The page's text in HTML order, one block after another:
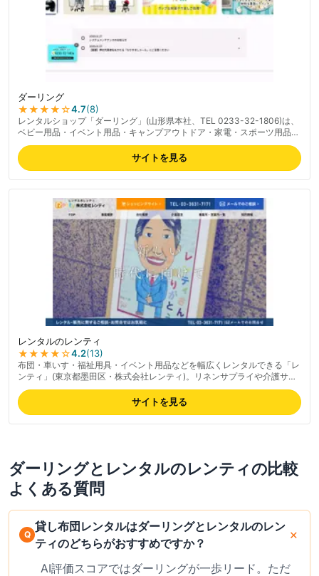
ダーリング
★★★★☆4.7(8)
レンタルショップ「ダーリング」(山形県本社、TEL 0233-32-1806)は、
ベビー用品・イベント用品・キャンプアウトドア・家電・スポーツ用品・
スーツケース・着ぐるみ・布団・介護用品まで幅広く扱う総合レンタルシ
ョップ。最短2日からの短期レンタルに対応し、1ヶ月単位の長期プランも
用意。綿菓子機・ポップコーン機・かき氷機など季節イベント用品の品揃
えが豊富で、家族イベントから業務用まで対応。営業時間は月〜金
9:00〜17:00(土日定休)。最新の料金は公式サイトでご確認ください。
サイトを見る
レンタルのレンティ
★★★★☆4.2(13)
布団・車いす・福祉用具・イベント用品などを幅広くレンタルできる「レ
ンティ」(東京都墨田区・株式会社レンティ)。リネンサプライや介護サー
ビス、福祉用具の販売も行っています。
サイトを見る
ダーリングと レンタルのレンティの比較
よくある質問
貸し布団レンタルはダーリングとレンタルのレン
ティのどちらがおすすめですか？
AI評価スコアではダーリングが一歩リード。ただ